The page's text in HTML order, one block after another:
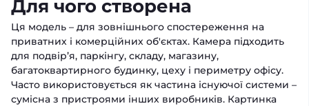
Для чого створена
Ця модель – для зовнішнього спостереження на
приватних і комерційних об'єктах. Камера підходить
для подвір’я, паркінгу, складу, магазину,
багатоквартирного будинку, цеху і периметру офісу.
Часто використовується як частина існуючої системи –
сумісна з пристроями інших виробників. Картинка